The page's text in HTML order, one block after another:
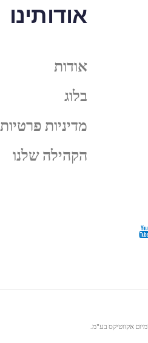
אודותינו
אודות
בלוג
מדיניות פרטיות
הקהילה שלנו